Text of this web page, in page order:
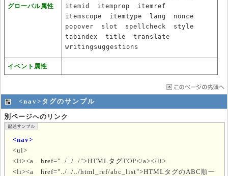
グローバル属性
itemid
itemprop
itemref
itemscope
itemtype lang
nonce
popover
slot spellcheck
style
tabindex
title
translate
writingsuggestions
イベント属性
<nav>タグのサンプル
別ページへのリンク
<nav>
<ul>
<li><a href="../../../">HTMLタグTOP</a></li>
<li><a href="../../../html_ref/abc_list">HTMLタグのABC順一